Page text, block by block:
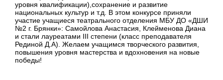
уровня квалификации),сохранение и развитие
национальных культур и т.д. В этом конкурсе приняли
участие учащиеся театрального отделения МБУ ДО «ДШИ
№2 г. Брянки»: Самойлова Анастасия, Клейменова Диана
и стали лауреатами III степени (класс преподавателя
Рединой Д.А). Желаем учащимся творческого развития,
повышения уровня мастерства и вдохновения на новые
победы!